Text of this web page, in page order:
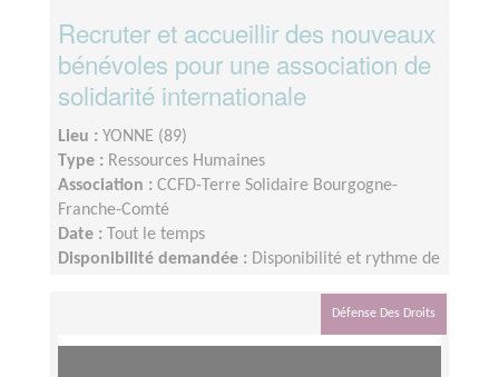
Recruter et accueillir des nouveaux
bénévoles pour une association de
solidarité internationale
Lieu : YONNE (89)
Type : Ressources Humaines
Association : CCFD-Terre Solidaire Bourgogne-
Franche-Comté
Date :
Tout le temps
Disponibilité demandée : Disponibilité et rythme de
l’arrivée des contacts de nouveaux.elles bénévoles
potentiel.le.s. Durée de la mission : souhaité
Défense Des Droits